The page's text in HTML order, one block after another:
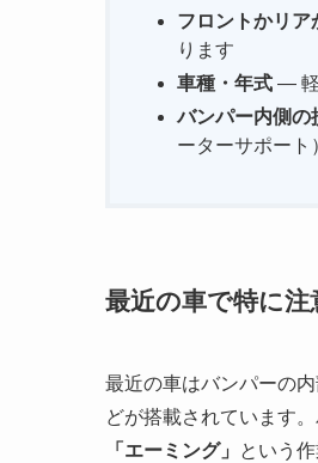
フロントかリア
ります
車種・年式 — 軽
バンパー内側の
ーターサポート
最近の車で特に注
最近の車はバンパーの
どが搭載されています
「エーミング」
という